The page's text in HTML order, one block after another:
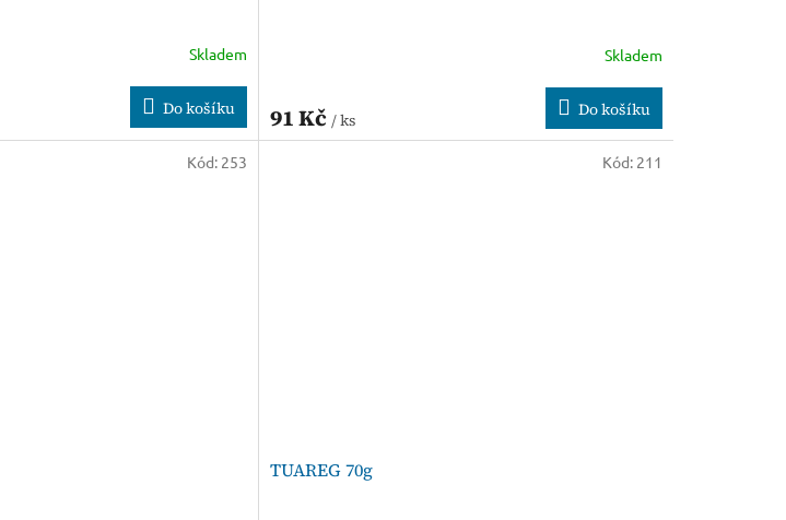
Skladem
Do košíku
Skladem
91 Kč / ks Do košíku
Kód: 253
TUAREG 70g
Kód: 211